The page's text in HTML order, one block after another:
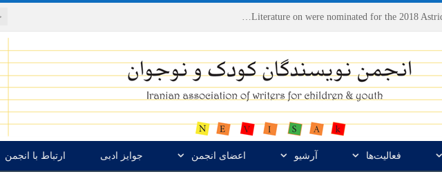
فعالیت‌ها آرشیو اعضای انجمن جوایز ادبی ارتباط با انجمن